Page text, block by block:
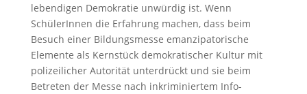
lebendigen Demokratie unwürdig ist. Wenn
SchülerInnen die Erfahrung machen, dass beim
Besuch einer Bildungsmesse emanzipatorische
Elemente als Kernstück demokratischer Kultur mit
polizeilicher Autorität unterdrückt und sie beim
Betreten der Messe nach inkriminiertem Info-